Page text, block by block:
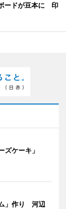
ードが豆本に 印
ズケーキ」
」作り 河辺